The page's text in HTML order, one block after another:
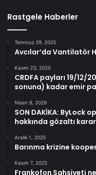
Rastgele Haberler
Temmuz 29, 2025
Avcılar’da Vantilatör
Kasım 23, 2025
CRDFA payları 19/12/
sonuna) kadar emir
Nisan 8, 2026
SON DAKİKA: ByLock
hakkında gözaltı
Aralık 1, 2025
Barınma krizine
Kasım 7, 2025
Frankofon Şahsiyeti